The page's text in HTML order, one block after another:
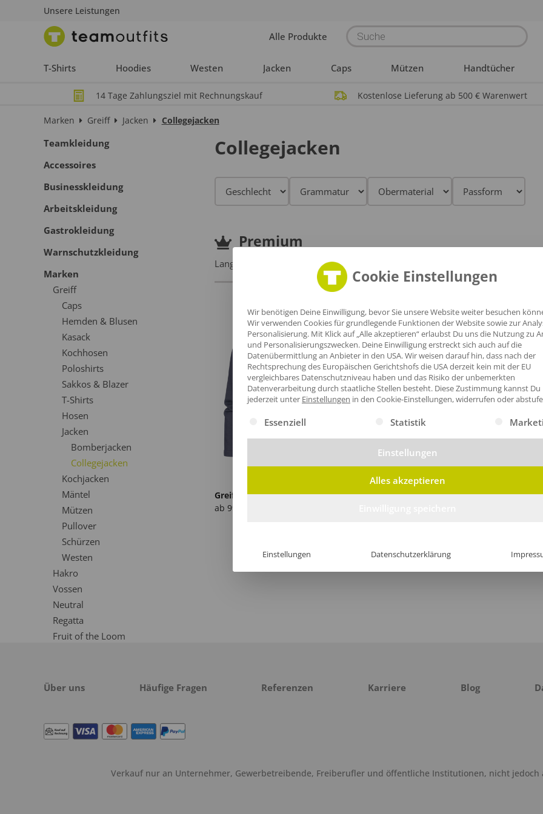
Unsere Leistungen
Alle Produkte Products
search
T-Shirts Hoodies Westen Jacken Caps Mützen Handtücher
14 Tage Zahlungsziel mit Rechnungskauf Kostenlose Lieferung ab 500 € Warenwert
Marken Greiff Jacken Collegejacken
Teamkleidung
Accessoires
Businesskleidung
Arbeitskleidung
Gastrokleidung
Warnschutzkleidung
Marken
Greiff
Caps
Hemden & Blusen
Kasack
Kochhosen
Poloshirts
Sakkos & Blazer
T-Shirts
Hosen
Jacken
Bomberjacken
Collegejacken
Kochjacken
Mäntel
Mützen
Pullover
Schürzen
Westen
Hakro
Vossen
Neutral
Regatta
Fruit of the Loom
Collegejacken
Premium
Langlebige Produkte mit hoher Qualität geeignet für z.B. Handwerk, Industrie
Greiff Damen-Strickjacke RF
ab 99,98
Greiff Herren-Strickjacke RF
Über uns Häufige Fragen Referenzen Karriere Blog
Verkauf nur an Unternehmer, Gewerbetreibende, Freiberufler und öffentliche Institutionen, nicht jedoch
Cookie Einstellungen
Wir benötigen Deine Einwilligung, bevor Sie unsere Website weiter besuchen
Wir verwenden Cookies für grundlegende Funktionen der Website sowie zur
Personalisierung. Mit Klick auf „Alle akzeptieren“ erlaubst Du uns die Nutzung zu
und Personalisierungszwecken. Deine Einwilligung erstreckt sich auch auf die
Datenübermittlung an Anbieter in den USA. Wir weisen darauf hin, dass nach der
Rechtsprechung des Europäischen Gerichtshofs die USA derzeit kein mit der EU
vergleichbares Datenschutzniveau haben und das Risiko der unbemerkten
Datenverarbeitung durch staatliche Stellen besteht. Diese Zustimmung kannst Du
jederzeit unter Einstellungen in den Cookie-Einstellungen, widerrufen oder
Es folgt eine Liste der Service-Gruppen, für die eine Einwilligung
Essenziell Statistik
Einstellungen
Alles akzeptieren
Einstellungen Datenschutzerklärung